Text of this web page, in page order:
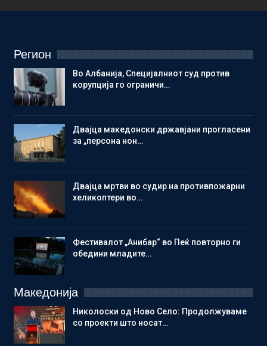
Регион
Во Албанија, Специјалниот суд против
корупција го ограничи…
Двајца македонски државјани прогласени
за „персона нон…
Двајца мртви во судир на противпожарни
хеликоптери во…
Фестивалот „Анибар“ во Пеќ повторно ги
обедини младите…
Македонија
Николоски од Ново Село: Продолжуваме
со проекти што носат…